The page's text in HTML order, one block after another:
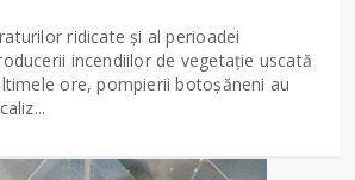
ridicate și al perioadei
incendiilor de vegetație uscată
ore, pompierii botoșăneni au